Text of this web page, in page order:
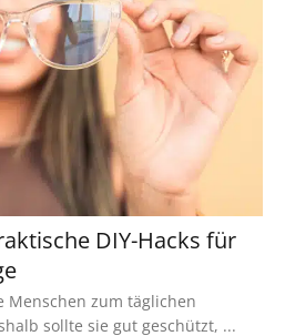
DIY-Hacks für
Menschen zum täglichen
sollte sie gut geschützt, ...